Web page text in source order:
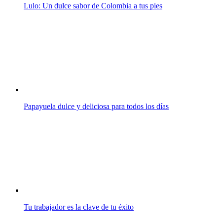
Lulo: Un dulce sabor de Colombia a tus pies
Papayuela dulce y deliciosa para todos los días
Tu trabajador es la clave de tu éxito